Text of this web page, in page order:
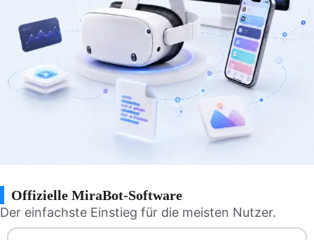
Offizielle MiraBot-Software
Der einfachste Einstieg für die meisten Nutzer.